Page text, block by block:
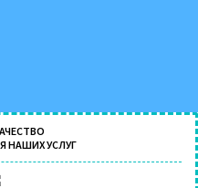
НАШИХ УСЛУГ